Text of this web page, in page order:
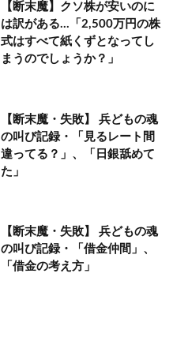
【断末魔】クソ株が安いのに
は訳がある…「2,500万円の株
式はすべて紙くずとなってし
まうのでしょうか？」
【断末魔・失敗】 兵どもの魂
の叫び記録・「見るレート間
違ってる？」、「日銀舐めて
た」
【断末魔・失敗】 兵どもの魂
の叫び記録・「借金仲間」、
「借金の考え方」